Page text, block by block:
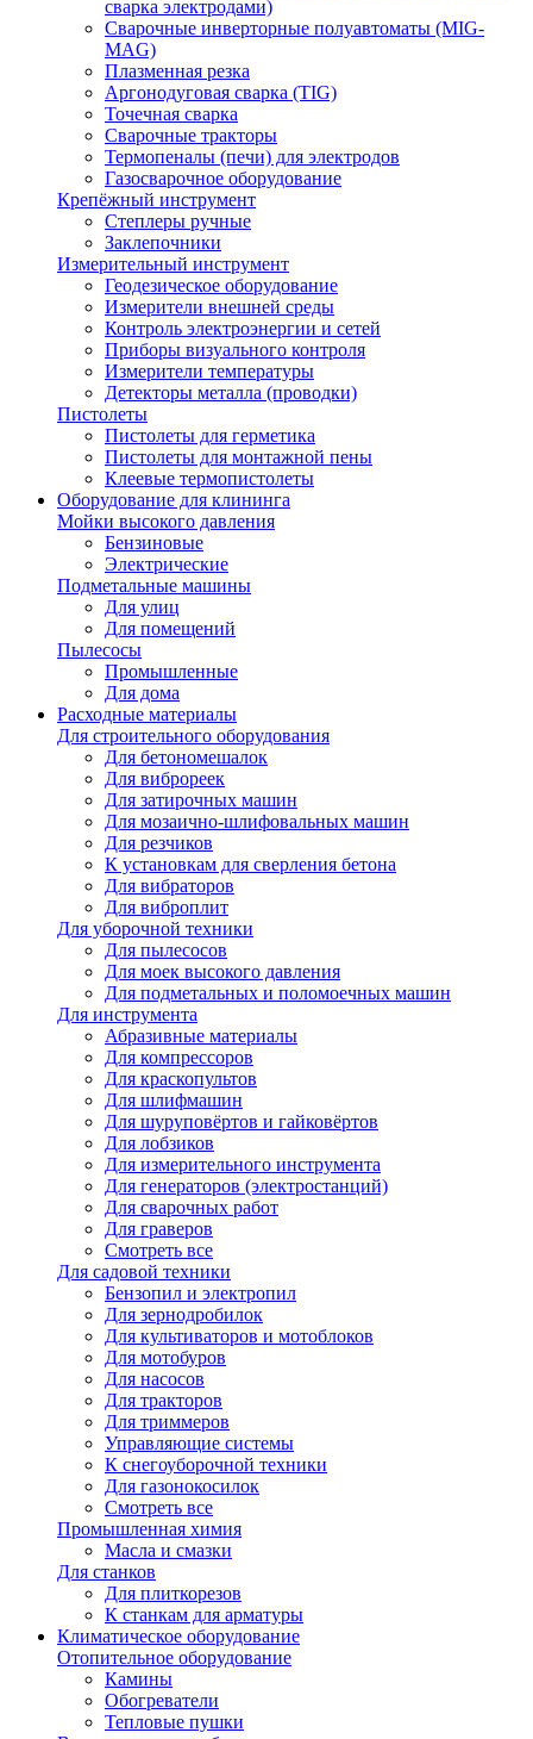
сварка электродами)
Сварочные инверторные полуавтоматы (MIG-
MAG)
Плазменная резка
Аргонодуговая сварка (TIG)
Точечная сварка
Сварочные тракторы
Термопеналы (печи) для электродов
Газосварочное оборудование
Крепёжный инструмент
Степлеры ручные
Заклепочники
Измерительный инструмент
Геодезическое оборудование
Измерители внешней среды
Контроль электроэнергии и сетей
Приборы визуального контроля
Измерители температуры
Детекторы металла (проводки)
Пистолеты
Пистолеты для герметика
Пистолеты для монтажной пены
Клеевые термопистолеты
Оборудование для клининга
Мойки высокого давления
Бензиновые
Электрические
Подметальные машины
Для улиц
Для помещений
Пылесосы
Промышленные
Для дома
Расходные материалы
Для строительного оборудования
Для бетономешалок
Для виброреек
Для затирочных машин
Для мозаично-шлифовальных машин
Для резчиков
К установкам для сверления бетона
Для вибраторов
Для виброплит
Для уборочной техники
Для пылесосов
Для моек высокого давления
Для подметальных и поломоечных машин
Для инструмента
Абразивные материалы
Для компрессоров
Для краскопультов
Для шлифмашин
Для шуруповёртов и гайковёртов
Для лобзиков
Для измерительного инструмента
Для генераторов (электростанций)
Для сварочных работ
Для граверов
Смотреть все
Для садовой техники
Бензопил и электропил
Для зернодробилок
Для культиваторов и мотоблоков
Для мотобуров
Для насосов
Для тракторов
Для триммеров
Управляющие системы
К снегоуборочной техники
Для газонокосилок
Смотреть все
Промышленная химия
Масла и смазки
Для станков
Для плиткорезов
К станкам для арматуры
Климатическое оборудование
Отопительное оборудование
Камины
Обогреватели
Тепловые пушки